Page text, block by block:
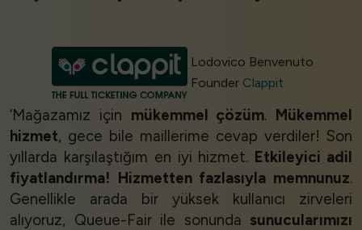
Lodovico Benvenuto
Founder Clappit
‘Mağazamız için mükemmel çözüm. Mükemmel
hizmet, gece bile maillerime cevap verdiler! Son
yıllarda karşılaştığım en iyi hizmet. Etkileyici adil
fiyatlandırma! Hizmetten fazlasıyla memnunuz.
Genellikle arada bir yüksek kullanıcı zirveleri
alıyoruz, Queue-Fair ile sonunda sunucularımızı